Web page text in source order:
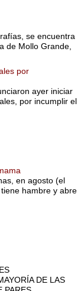
se encuentra
de Mollo Grande,
por
ayer iniciar
por incumplir el
en agosto (el
hambre y abre
DE LAS